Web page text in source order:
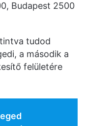
Budapest 2500
tudod
a második a
felületére